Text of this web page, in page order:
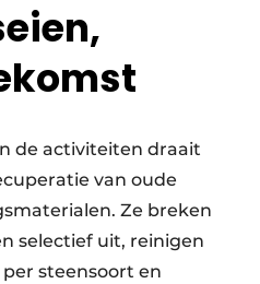
de activiteiten draait
van oude
Ze breken
selectief uit, reinigen
steensoort en